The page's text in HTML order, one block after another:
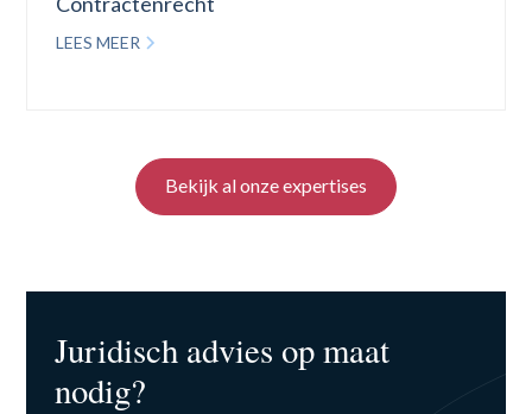
LEES MEER
Bekijk al onze expertises
Juridisch advies op maat
nodig?